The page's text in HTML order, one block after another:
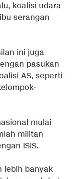
koalisi udara
serangan
ini juga
pasukan
AS, seperti
mulai
militan
ISIS.
lebih banyak